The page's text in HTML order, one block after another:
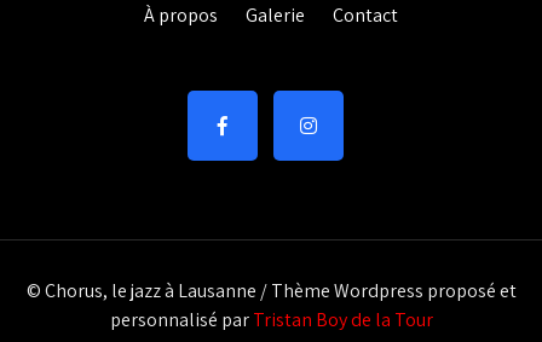
À propos
Galerie Contact
© Chorus, le jazz à Lausanne / Thème Wordpress proposé et
personnalisé parTristan Boy de la Tour